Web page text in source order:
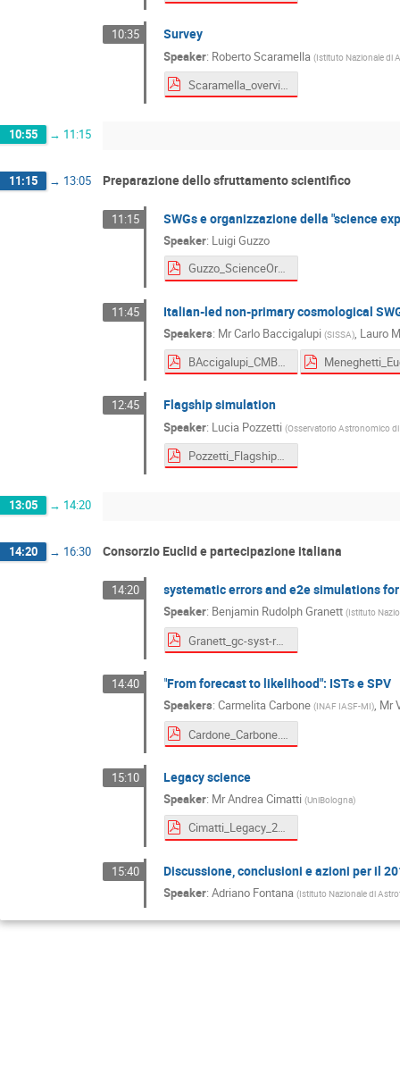
10:35 Survey
Speaker: Roberto Scaramella (Istituto Nazionale di
Scaramella_overview_EUCLID_ITA_14_02_19.pdf
10:55 → 11:15
11:15 → 13:05 Preparazione dello sfruttamento scientifico
11:15 SWGs e organizzazione della "science
Speaker: Luigi Guzzo
Guzzo_ScienceOrganisation.pdf
11:45 Italian-led non-primary cosmological
Speakers: MrCarlo Baccigalupi (SISSA), Lauro
BAccigalupi_CMBXC_report.pdf
12:45 Flagship simulation
Speaker: Lucia Pozzetti (Osservatorio Astronomico
Pozzetti_Flagship_Roma19.pdf
13:05 → 14:20
14:20 → 16:30 Consorzio Euclid e partecipazione italiana
14:20 systematic errors and e2e simulations
Speaker: Benjamin Rudolph Granett (Istituto
Granett_gc-syst-roma-2019.pdf
14:40 "From forecast to likelihood": ISTs e SPV
Speakers:Carmelita Carbone (INAF IASF-MI), Mr
15:10 Legacy science
Speaker: MrAndrea Cimatti (UniBologna)
Cimatti_Legacy_2019.pdf
15:40 Discussione, conclusioni e azioni per il
Speaker:Adriano Fontana (Istituto Nazionale di